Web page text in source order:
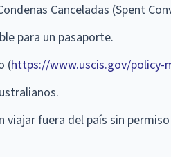
Canceladas (Spent
para un pasaporte.
(https://www.uscis.gov/
fuera del país sin